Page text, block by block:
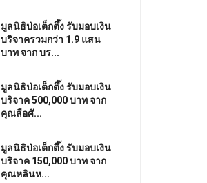
มูลนิธิป่อเต็กตึ๊ง รับมอบเงิน
บริจาครวมกว่า 1.9 แสน
บาท จาก บร...
มูลนิธิป่อเต็กตึ๊ง รับมอบเงิน
บริจาค 500,000 บาท จาก
คุณลือศั...
มูลนิธิป่อเต็กตึ๊ง รับมอบเงิน
บริจาค 150,000 บาท จาก
คุณหลินห...